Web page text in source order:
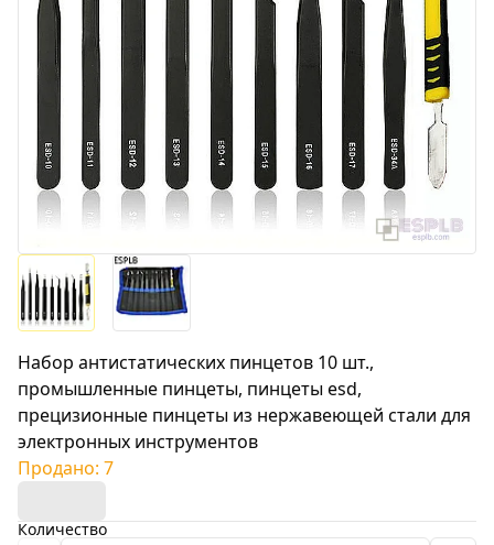
Набор антистатических пинцетов 10 шт.,
промышленные пинцеты, пинцеты esd,
прецизионные пинцеты из нержавеющей стали для
электронных инструментов
Продано: 7
Количество